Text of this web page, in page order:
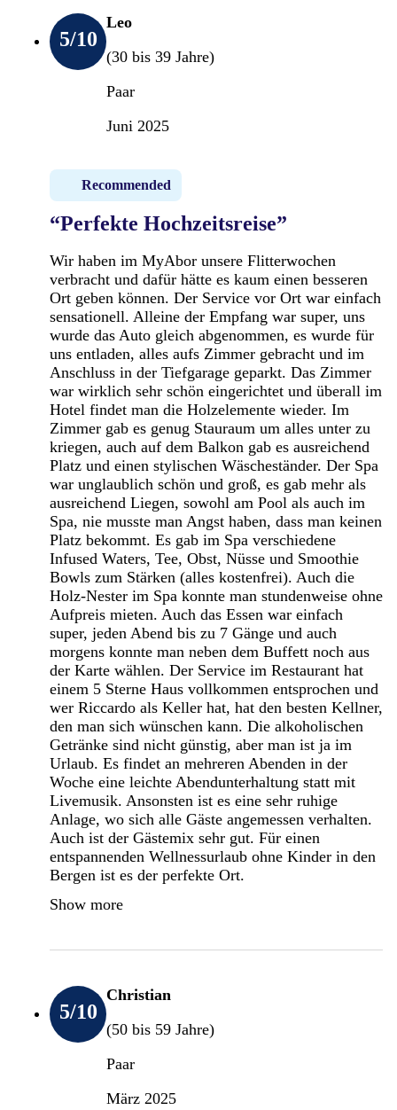
5/10
Leo
(30 bis 39 Jahre)
Paar
Juni 2025
Recommended
“Perfekte Hochzeitsreise”
Wir haben im MyAbor unsere Flitterwochen
verbracht und dafür hätte es kaum einen besseren
Ort geben können. Der Service vor Ort war einfach
sensationell. Alleine der Empfang war super, uns
wurde das Auto gleich abgenommen, es wurde für
uns entladen, alles aufs Zimmer gebracht und im
Anschluss in der Tiefgarage geparkt. Das Zimmer
war wirklich sehr schön eingerichtet und überall im
Hotel findet man die Holzelemente wieder. Im
Zimmer gab es genug Stauraum um alles unter zu
kriegen, auch auf dem Balkon gab es ausreichend
Platz und einen stylischen Wäscheständer. Der Spa
war unglaublich schön und groß, es gab mehr als
ausreichend Liegen, sowohl am Pool als auch im
Spa, nie musste man Angst haben, dass man keinen
Platz bekommt. Es gab im Spa verschiedene
Infused Waters, Tee, Obst, Nüsse und Smoothie
Bowls zum Stärken (alles kostenfrei). Auch die
Holz-Nester im Spa konnte man stundenweise ohne
Aufpreis mieten. Auch das Essen war einfach
super, jeden Abend bis zu 7 Gänge und auch
morgens konnte man neben dem Buffett noch aus
der Karte wählen. Der Service im Restaurant hat
einem 5 Sterne Haus vollkommen entsprochen und
wer Riccardo als Keller hat, hat den besten Kellner,
den man sich wünschen kann. Die alkoholischen
Getränke sind nicht günstig, aber man ist ja im
Urlaub. Es findet an mehreren Abenden in der
Woche eine leichte Abendunterhaltung statt mit
Livemusik. Ansonsten ist es eine sehr ruhige
Anlage, wo sich alle Gäste angemessen verhalten.
Auch ist der Gästemix sehr gut. Für einen
entspannenden Wellnessurlaub ohne Kinder in den
Bergen ist es der perfekte Ort.
Show more
5/10
Christian
(50 bis 59 Jahre)
Paar
März 2025